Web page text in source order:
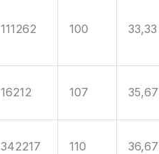
111262 100 33,33
16212 107 35,67
342217 110 36,67